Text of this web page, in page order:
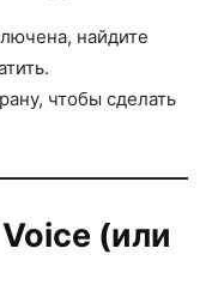
найдите
чтобы сделать
(или